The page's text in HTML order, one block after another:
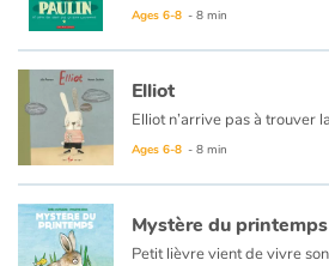
Ages 6-8 - 8 min
Elliot
Ages 6-8 - 8 min
Mystère du printemps